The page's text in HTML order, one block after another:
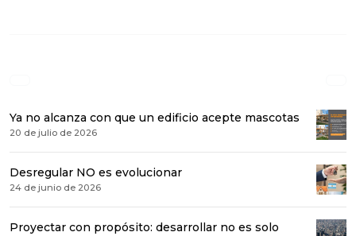
Ya no alcanza con que un edificio acepte mascotas
20 de julio de 2026
Desregular NO es evolucionar
24 de junio de 2026
Proyectar con propósito: desarrollar no es solo